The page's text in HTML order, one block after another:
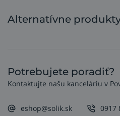
Alternatívne
Potrebujete poradiť?
Kontaktujte našu kanceláriu v
eshop@solik.sk 0917